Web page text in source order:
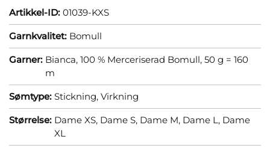
Artikkel-ID: 01039-KXS
Garnkvalitet: Bomull
Garner: Bianca, 100 % Merceriserad Bomull, 50 g = 160
m
Sømtype: Stickning, Virkning
Størrelse: Dame XS, Dame S, Dame M, Dame L, Dame
XL